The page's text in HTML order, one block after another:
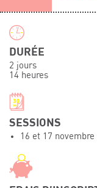
FRENCH-
CHEMISTRY
DURÉE
2 jours
14 heures
SESSIONS
16 et 17